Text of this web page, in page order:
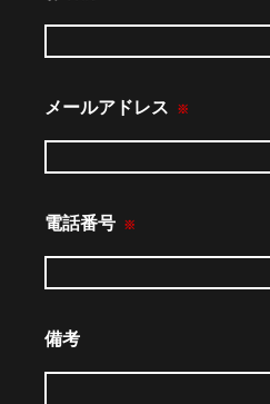
メールアドレス ※
電話番号 ※
備考